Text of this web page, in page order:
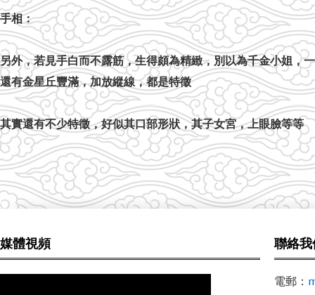
手相：
另外，若見手白而不露筋，生得頗為精緻，別以為千金小姐，
還有金星丘豐滿，加放縱線，都是特徵
其實還有不少特徵，好似其口部形狀，其子女宮，上眼臉等等
媒體視頻 聯絡我
電郵：